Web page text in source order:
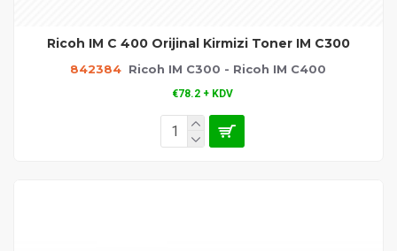
842384 Ricoh IM C300 - Ricoh IM C400
Ricoh IM C 400 Orijinal Kirmizi Toner IM C300
€78.2 + KDV